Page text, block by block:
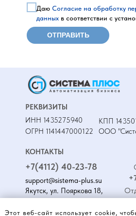
Даю Согласие на обработку
данных в соответствии с
ОТПРАВИТЬ
КОНТАКТЫ
+7(4112) 40-23-78
ИНН 1435275940
ОГРН 1141447000122
support@sistema-plus.su
Якутск, ул. Пояркова 18,
офис 211
ООО
РЕКВИЗИТЫ
КПП
Этот веб-сайт использует cookie,